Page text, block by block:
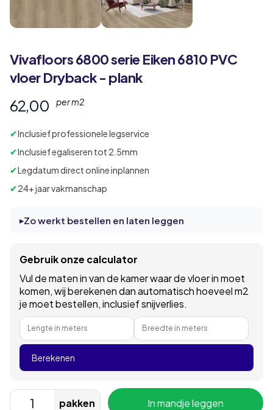
Vivafloors6800 serie Eiken 6810 PVC
vloer Dryback - plank
62,00 per m2
✔Inclusief professionele legservice
✔Inclusief egaliseren tot 2.5mm
✔Legdatum direct online inplannen
✔24+ jaar vakmanschap
Zo werkt bestellen en laten leggen
Gebruik onze calculator
Vul de maten in van de kamer waar de vloer in moet
komen, wij berekenen dan automatisch hoeveel m2
je moet bestellen, inclusief snijverlies.
Lengte in meters Breedte in meters
Berekenen
pakken In mandje leggen